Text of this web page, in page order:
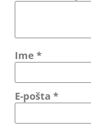
Ime *
E-pošta *